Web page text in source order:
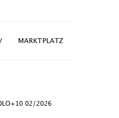
MARKTPLATZ
02/2026